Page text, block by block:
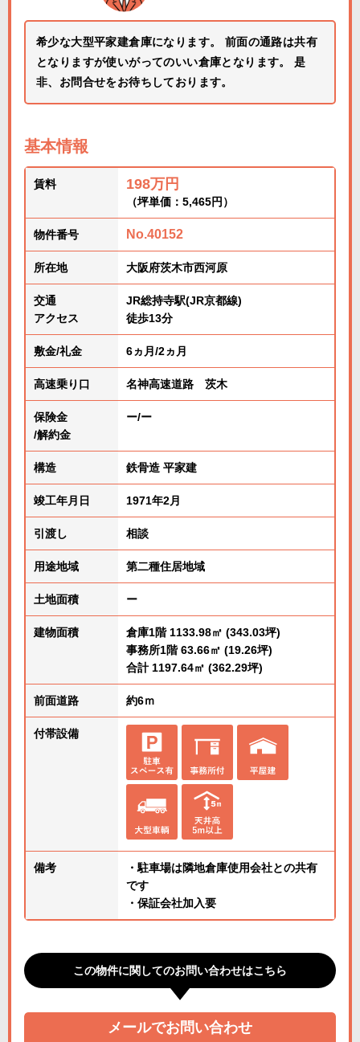
希少な大型平家建倉庫になります。 前面の通路は共有
となりますが使いがってのいい倉庫となります。 是
非、お問合せをお待ちしております。
基本情報
賃料 198万円
（坪単価：5,465円）
物件番号 No.40152
所在地 大阪府茨木市西河原
交通
アクセス
JR総持寺駅(JR京都線)
徒歩13分
敷金/礼金 6ヵ月/2ヵ月
高速乗り口 名神高速道路 茨木
保険金
/解約金
ー/ー
構造 鉄骨造 平家建
竣工年月日 1971年2月
引渡し 相談
用途地域 第二種住居地域
土地面積 ー
建物面積
倉庫1階 1133.98㎡ (343.03坪)
事務所1階 63.66㎡ (19.26坪)
合計 1197.64㎡ (362.29坪)
前面道路 約6ｍ
付帯設備
備考
・駐車場は隣地倉庫使用会社との共有
です
・保証会社加入要
この物件に関してのお問い合わせはこちら
メールでお問い合わせ